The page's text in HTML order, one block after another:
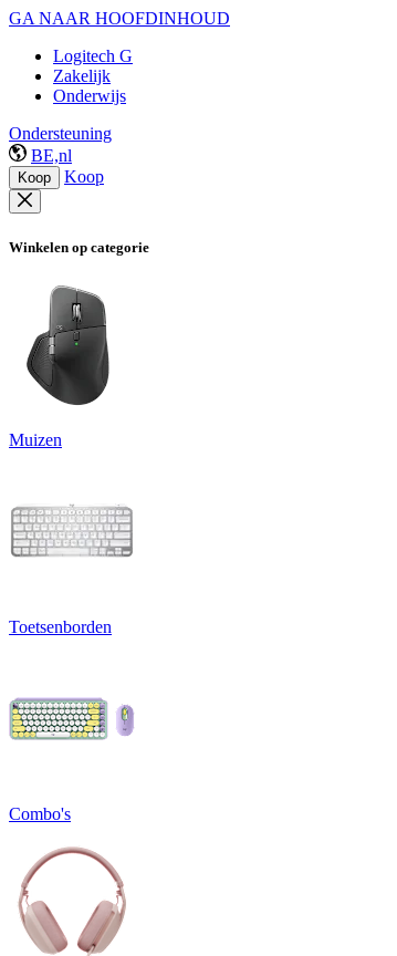
GA NAAR HOOFDINHOUD
Logitech G
Zakelijk
Onderwijs
Ondersteuning
BE,nl
Koop Koop
Winkelen op categorie
Muizen
Toetsenborden
Combo's